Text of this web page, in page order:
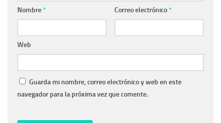
Nombre* Correo electrónico*
Web
Guarda mi nombre, correo electrónico y web en este
navegador para la próxima vez que comente.